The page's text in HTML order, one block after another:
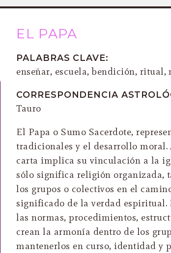
EL PAPA
PALABRAS CLAVE:
enseñar, escuela, bendición,
CORRESPONDENCIA
Tauro
El Papa o Sumo Sacerdote,
tradicionales y el desarrollo moral.
carta implica su vinculación a la
sólo significa religión organizada,
los grupos o colectivos en el
significado de la verdad espiritual.
las normas, procedimientos,
crean la armonía dentro de los
mantenerlos en curso, identidad y